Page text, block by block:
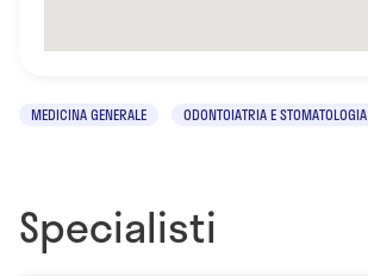
MEDICINA GENERALE ODONTOIATRIA E STOMATOLOGIA
Specialisti